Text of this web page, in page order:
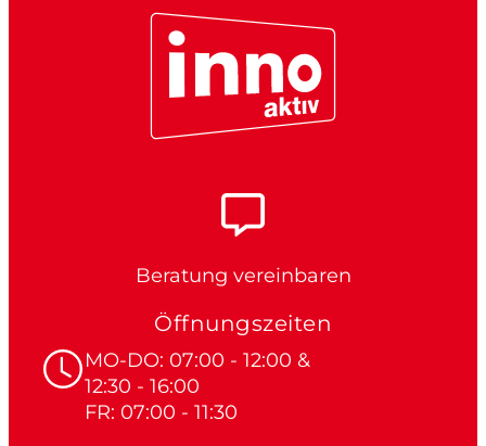
Beratung vereinbaren
Öffnungszeiten
MO-DO: 07:00 - 12:00 &
12:30 - 16:00
FR: 07:00 - 11:30